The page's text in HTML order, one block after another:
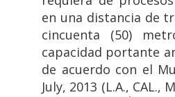
en una distancia de
cincuenta (50)
capacidad portante
de acuerdo con el
July, 2013 (L.A., CAL.,